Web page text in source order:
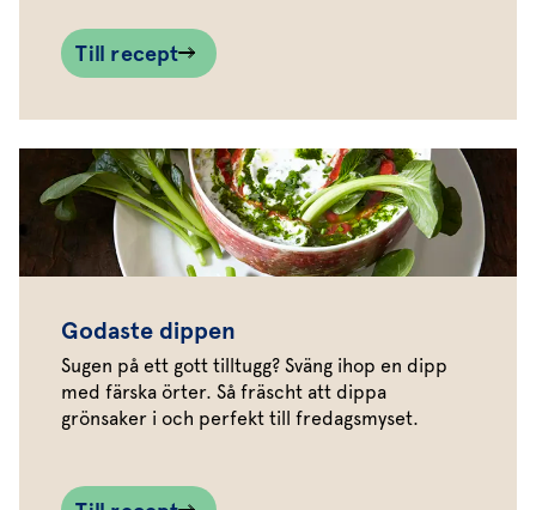
Till recept
Godaste dippen
Sugen på ett gott tilltugg? Sväng ihop en dipp
med färska örter. Så fräscht att dippa
grönsaker i och perfekt till fredagsmyset.